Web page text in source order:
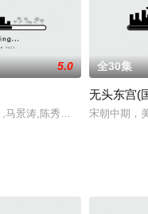
在一个叫
件小事导致无法在法律界立足
5.0
马景涛,陈秀雯,吴家丽
全30集
无头东宫(
宋朝中期，